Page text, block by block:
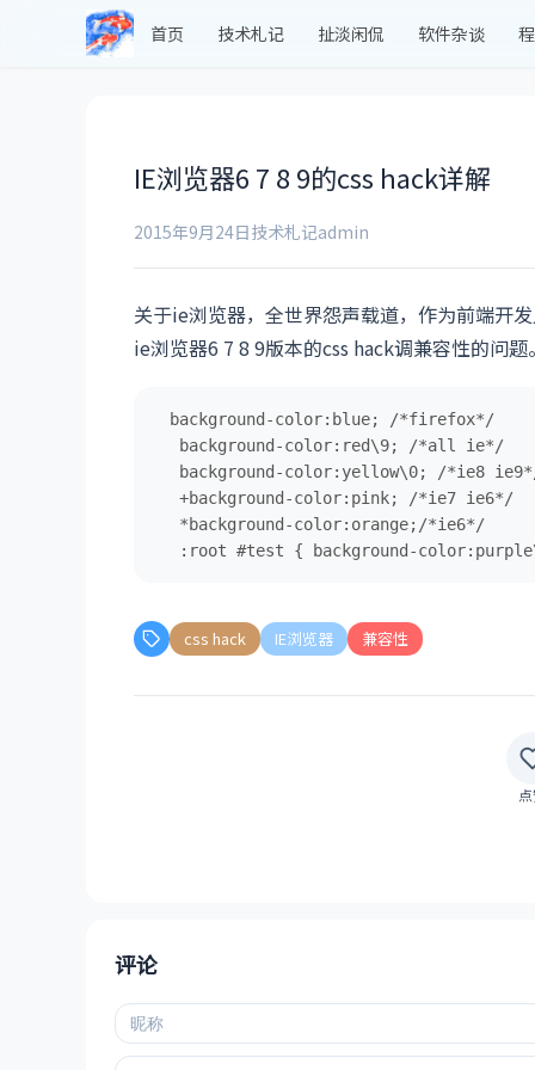
首页 技术札记 扯淡闲侃 软件杂谈
IE浏览器6 7 8 9的css hack详解
2015年9月24日技术札记admin
关于ie浏览器，全世界怨声载道，作为前端开
ie浏览器6 7 8 9版本的css hack调兼容性的问题
background-color:blue; /*firefox*/
background-color:red\9; /*all ie*/
background-color:yellow\0; /*ie8
+background-color:pink; /*ie7 ie6*/
*background-color:orange;/*ie6*/
:root #test { background-
css hack IE浏览器 兼容性
评论